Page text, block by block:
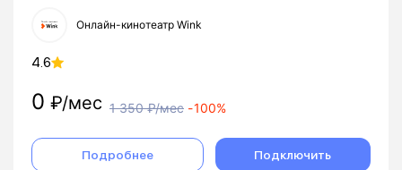
Онлайн-кинотеатр Wink
4.6
0 ₽/мес 1 350₽/мес -100%
Подробнее Подключить